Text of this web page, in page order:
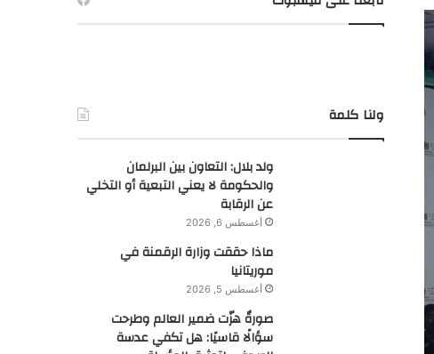
ولنا كلمة
ولد بلال: التعاون بين البرلمان
والحكومة لا يعني التبعية أو التخلي
عن الرقابة
أغسطس 6, 2026
ماذا حققت وزارة الرقمنة في
موريتانيا
أغسطس 5, 2026
صورةٌ هزّت ضمير العالم وطرحت
سؤالًا قاسيًا: هل تكفي عدسة